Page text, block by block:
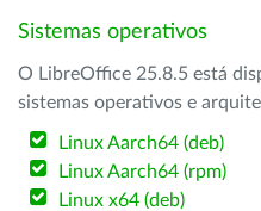
Sistemas operativos
O LibreOffice 25.8.5 está
sistemas operativos e
Linux Aarch64 (deb)
Linux Aarch64 (rpm)
Linux x64 (deb)